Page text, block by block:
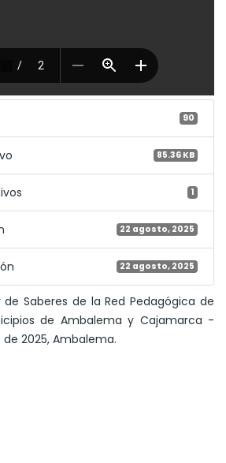
90
85.36 KB
1
22 agosto, 2025
22 agosto, 2025
Saberes de la Red Pedagógica de
de Ambalema y Cajamarca -
2025, Ambalema.